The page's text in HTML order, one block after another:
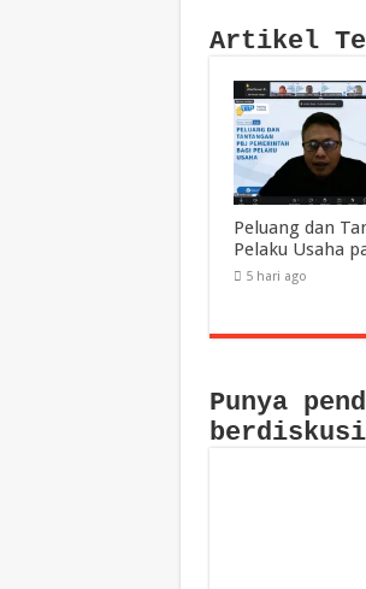
Artikel
Peluang dan
Pelaku Usaha
5 hari ago
Punya